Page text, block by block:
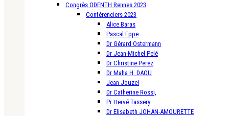
Congrès ODENTH Rennes 2023
Conférenciers 2023
Alice Baras
Pascal Eppe
Dr Gérard Ostermann
Dr Jean-Michel Pelé
Dr Christine Perez
Dr Maha H. DAOU
Jean Jouzel
Dr Catherine Rossi,
Pr Hervé Tassery
Dr Elisabeth JOHAN-AMOURETTE